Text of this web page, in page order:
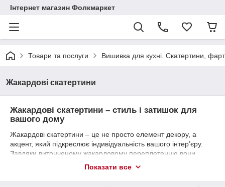
Інтернет магазин Фолкмаркет
Товари та послуги Вишивка для кухні. Скатертини,
Жакардові скатертини
Жакардові скатертини – стиль і затишок для
вашого дому
Жакардові скатертини – це не просто елемент декору, а
акцент, який підкреслює індивідуальність вашого інтер’єру.
Завдяки витонченому жакардовому переплетенню вони
виглядають дорого, елегантно й стають центральним
Показати все